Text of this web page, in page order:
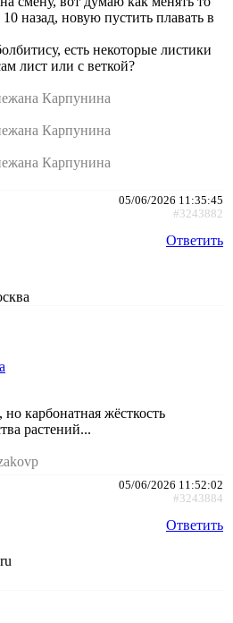
назад, новую пустить плавать в
есть некоторые листики
лист или с веткой?
Карпунина
Карпунина
Карпунина
05/06/2026 11:35:45
#3243882
Ответить
карбонатная жёсткость
растений...
05/06/2026 11:52:02
#3243884
Ответить